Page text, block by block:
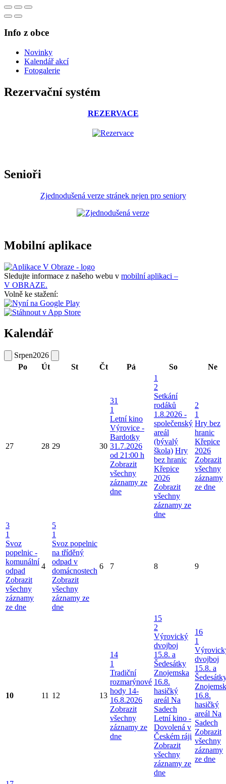
Info z obce
Novinky
Kalendář akcí
Fotogalerie
Rezervační systém
REZERVACE
Senioři
Zjednodušená verze stránek nejen pro seniory
Mobilní aplikace
Sledujte informace z našeho webu v mobilní aplikaci –
V OBRAZE.
Volně ke stažení:
Kalendář
Srpen2026
Po
Út St Čt Pá So Ne
27 28 29 30
31
1
Letní kino
Výrovice -
Bardotky
31.7.2026
od 21:00 h
Zobrazit
všechny
záznamy ze
dne
1
2
Setkání
rodáků
1.8.2026 -
společenský
areál
(bývalý
škola) Hry
bez hranic
Křepice
2026
Zobrazit
všechny
záznamy ze
dne
2
1
Hry bez
hranic
Křepice
2026
Zobrazit
všechny
záznamy
ze dne
3
1
Svoz
popelnic -
komunální
odpad
Zobrazit
všechny
záznamy
ze dne
4
5
1
Svoz popelnic
na tříděný
odpad v
domácnostech
Zobrazit
všechny
záznamy ze
dne
6 7 8 9
10 11 12 13
14
1
Tradiční
rozmarýnové
hody 14-
16.8.2026
Zobrazit
všechny
záznamy ze
dne
15
2
Výrovický
dvojboj
15.8. a
Šedesátky
Znojemska
16.8.
hasičký
areál Na
Sadech
Letní kino -
Dovolená v
Českém ráji
Zobrazit
všechny
záznamy ze
dne
16
1
dvojboj
15.8. a
16.8.
hasičký
areál Na
Sadech
Zobrazit
všechny
záznamy
ze dne